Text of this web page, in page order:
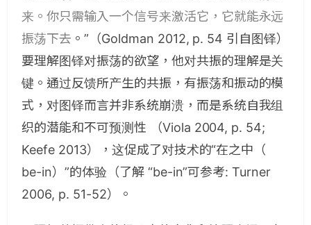
来。你只需输入一个信号来激活它，它就能永远
振荡下去 。” （Goldman 2012, p. 54 引自图铎）
要理解图铎对振荡的欲望，他对共振的理解是关
键。通过反馈所产生的共振，有振荡和振动的模
式，对图铎而言并非系统崩溃，而是系统自我组
织的潜能和不可预测性 （Viola 2004, p. 54;
Keefe 2013），这促成了对技术的“在之中（
be-in）”的体验（了解 “be-in”可参考: Turner
2006, p. 51-52）。